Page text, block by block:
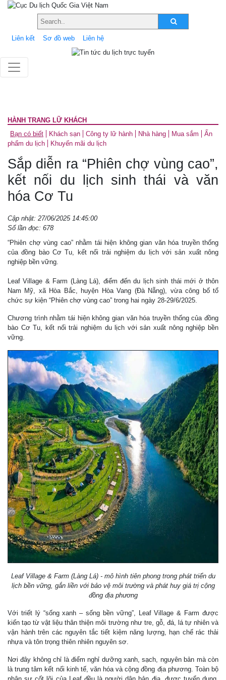
Liên kết Sơ đồ web Liên hệ
HÀNH TRANG LỮ KHÁCH
Bạn có biết
Khách sạn Công ty lữ hành Nhà hàng Mua sắm
Ấn
phẩm du lịch
Khuyến mãi du lịch
Sắp diễn ra “Phiên chợ vùng cao”,
kết nối du lịch sinh thái và văn
hóa Cơ Tu
Cập nhật: 27/06/2025 14:45:00
Số lần đọc: 678
“Phiên chợ vùng cao” nhằm tái hiện không gian văn hóa truyền thống
của đồng bào Cơ Tu, kết nối trải nghiệm du lịch với sản xuất nông
nghiệp bền vững.
Leaf Village & Farm (Làng Lá), điểm đến du lịch sinh thái mới ở thôn
Nam Mỹ, xã Hòa Bắc, huyện Hòa Vang (Đà Nẵng), vừa công bố tổ
chức sự kiện “Phiên chợ vùng cao” trong hai ngày 28-29/6/2025.
Chương trình nhằm tái hiện không gian văn hóa truyền thống của đồng
bào Cơ Tu, kết nối trải nghiệm du lịch với sản xuất nông nghiệp bền
vững.
Leaf Village & Farm (Làng Lá) - mô hình tiên phong trong phát triển du
lịch bền vững, gắn liền với bảo vệ môi trường và phát huy giá trị cộng
đồng địa phương
Với triết lý “sống xanh – sống bền vững”, Leaf Village & Farm được
kiến tạo từ vật liệu thân thiện môi trường như tre, gỗ, đá, lá tự nhiên và
vận hành trên các nguyên tắc tiết kiệm năng lượng, hạn chế rác thải
nhựa và tôn trọng thiên nhiên nguyên sơ.
Nơi đây không chỉ là điểm nghỉ dưỡng xanh, sạch, nguyên bản mà còn
là trung tâm kết nối kinh tế, văn hóa và cộng đồng địa phương. Toàn bộ